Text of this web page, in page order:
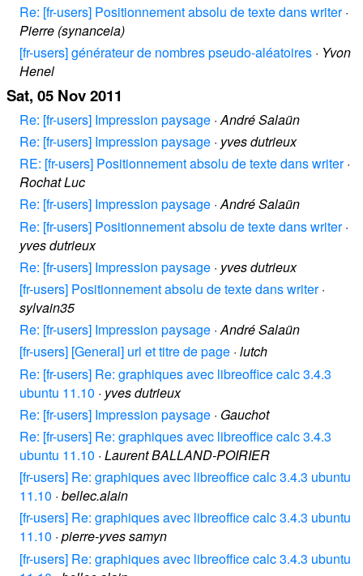
Re: [fr-users] Positionnement absolu de texte dans writer·
Pierre (synanceia)
[fr-users] générateur de nombres pseudo-aléatoires · Yvon
Henel
Sat, 05 Nov 2011
Re: [fr-users] Impression paysage ·André Salaün
Re: [fr-users] Impression paysage · yves dutrieux
RE: [fr-users] Positionnement absolu de texte dans writer·
Rochat Luc
Re: [fr-users] Impression paysage ·André Salaün
Re: [fr-users] Positionnement absolu de texte dans writer·
yves dutrieux
Re: [fr-users] Impression paysage · yves dutrieux
[fr-users] Positionnement absolu de texte dans writer·
sylvain35
Re: [fr-users] Impression paysage ·André Salaün
[fr-users] [General] url et titre de page · lutch
Re: [fr-users] Re: graphiques avec libreoffice calc 3.4.3
ubuntu 11.10 · yves dutrieux
Re: [fr-users] Impression paysage · Gauchot
Re: [fr-users] Re: graphiques avec libreoffice calc 3.4.3
ubuntu 11.10 · Laurent BALLAND-POIRIER
[fr-users] Re: graphiques avec libreoffice calc 3.4.3 ubuntu
11.10 · bellec.alain
[fr-users] Re: graphiques avec libreoffice calc 3.4.3 ubuntu
11.10 · pierre-yves samyn
[fr-users] Re: graphiques avec libreoffice calc 3.4.3 ubuntu